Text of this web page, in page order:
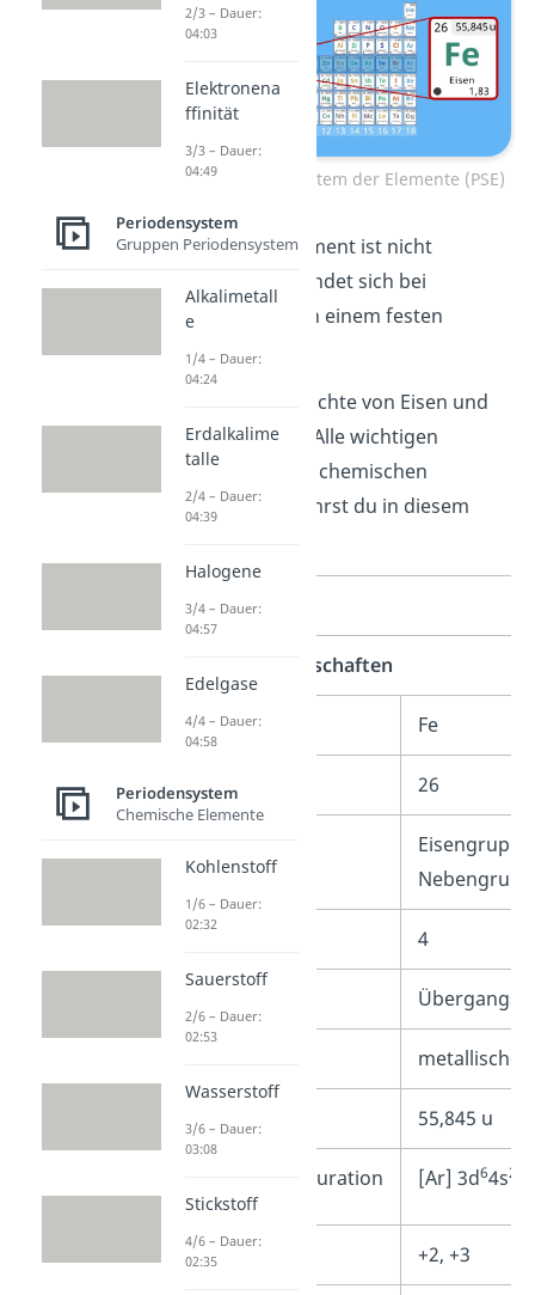
Eisen im Periodensystem der Elemente (PSE)
Das chemische Element ist nicht
radioaktiv und befindet sich bei
Raumtemperatur in einem festen
Aggregatzustand.
Wie hoch ist die Dichte von Eisen und
ist es magnetisch? Alle wichtigen
physikalischen und chemischen
Eigenschaften erfährst du in diesem
Eisen Steckbrief
chemische Eigenschaften
Summenformel Fe
Ordnungszahl 26
4
metallisch-
Atommasse 55,845 u
Elektronenkonfiguration [Ar] 3d64s2
Oxidationsstufen +2, +3
2/3 – Dauer:
04:03
Elektronena
ffinität
3/3 – Dauer:
04:49
Periodensystem
Gruppen Periodensystem
Alkalimetall
e
1/4 – Dauer:
04:24
Erdalkalime
talle
2/4 – Dauer:
04:39
Halogene
3/4 – Dauer:
04:57
Edelgase
4/4 – Dauer:
04:58
Periodensystem
Chemische Elemente
Kohlenstoff
1/6 – Dauer:
02:32
Sauerstoff
2/6 – Dauer:
02:53
Wasserstoff
3/6 – Dauer:
03:08
Stickstoff
4/6 – Dauer:
02:35